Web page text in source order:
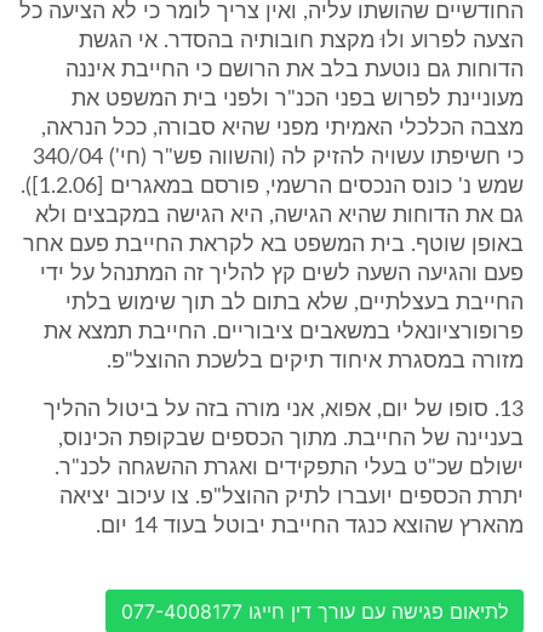
החודשיים שהושתו עליה, ואין צריך לומר כי לא הציעה כל
הצעה לפרוע ולוּ מקצת חובותיה בהסדר. אי הגשת
הדוחות גם נוטעת בלב את הרושם כי החייבת איננה
מעוניינת לפרוש בפני הכנ"ר ולפני בית המשפט את
מצבה הכלכלי האמיתי מפני שהיא סבורה, ככל הנראה,
כי חשיפתו עשויה להזיק לה (והשווה פש"ר (חי') 340/04
שמש נ' כונס הנכסים הרשמי, פורסם במאגרים [1.2.06]).
גם את הדוחות שהיא הגישה, היא הגישה במקבצים ולא
באופן שוטף. בית המשפט בא לקראת החייבת פעם אחר
פעם והגיעה השעה לשים קץ להליך זה המתנהל על ידי
החייבת בעצלתיים, שלא בתום לב תוך שימוש בלתי
פרופורציונאלי במשאבים ציבוריים. החייבת תמצא את
מזורה במסגרת איחוד תיקים בלשכת ההוצל"פ.
13. סופו של יום, אפוא, אני מורה בזה על ביטול ההליך
בעניינה של החייבת. מתוך הכספים שבקופת הכינוס,
ישולם שכ"ט בעלי התפקידים ואגרת ההשגחה לכנ"ר.
יתרת הכספים יועברו לתיק ההוצל"פ. צו עיכוב יציאה
מהארץ שהוצא כנגד החייבת יבוטל בעוד 14 יום.
לתיאום פגישה עם עורך דין חייגו 077-4008177